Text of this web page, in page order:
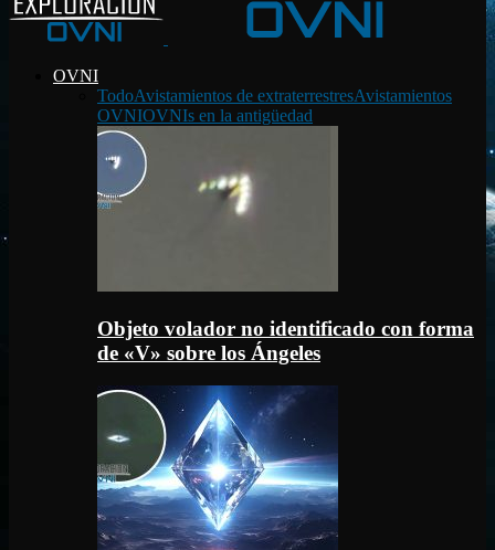
OVNI
TodoAvistamientos de extraterrestresAvistamientos
OVNIOVNIs en la antigüedad
Objeto volador no identificado con forma
de «V» sobre los Ángeles